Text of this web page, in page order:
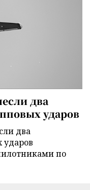
два
ударов
два
ударов
по